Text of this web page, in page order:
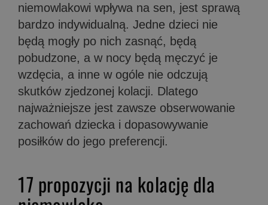
niemowlakowi wpływa na sen, jest sprawą
bardzo indywidualną. Jedne dzieci nie
będą mogły po nich zasnąć, będą
pobudzone, a w nocy będą męczyć je
wzdęcia, a inne w ogóle nie odczują
skutków zjedzonej kolacji. Dlatego
najważniejsze jest zawsze obserwowanie
zachowań dziecka i dopasowywanie
posiłków do jego preferencji.
17 propozycji na kolację dla